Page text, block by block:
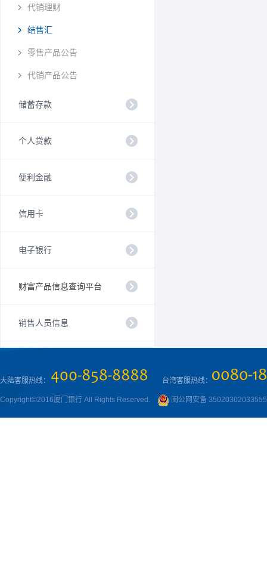
代销理财
结售汇
零售产品公告
代销产品公告
储蓄存款
个人贷款
便利金融
信用卡
电子银行
财富产品信息查询平台
销售人员信息
大陆客服热线： 台湾客服热线：
Copyright©2016厦门银行 All Rights Reserved. 闽公网安备